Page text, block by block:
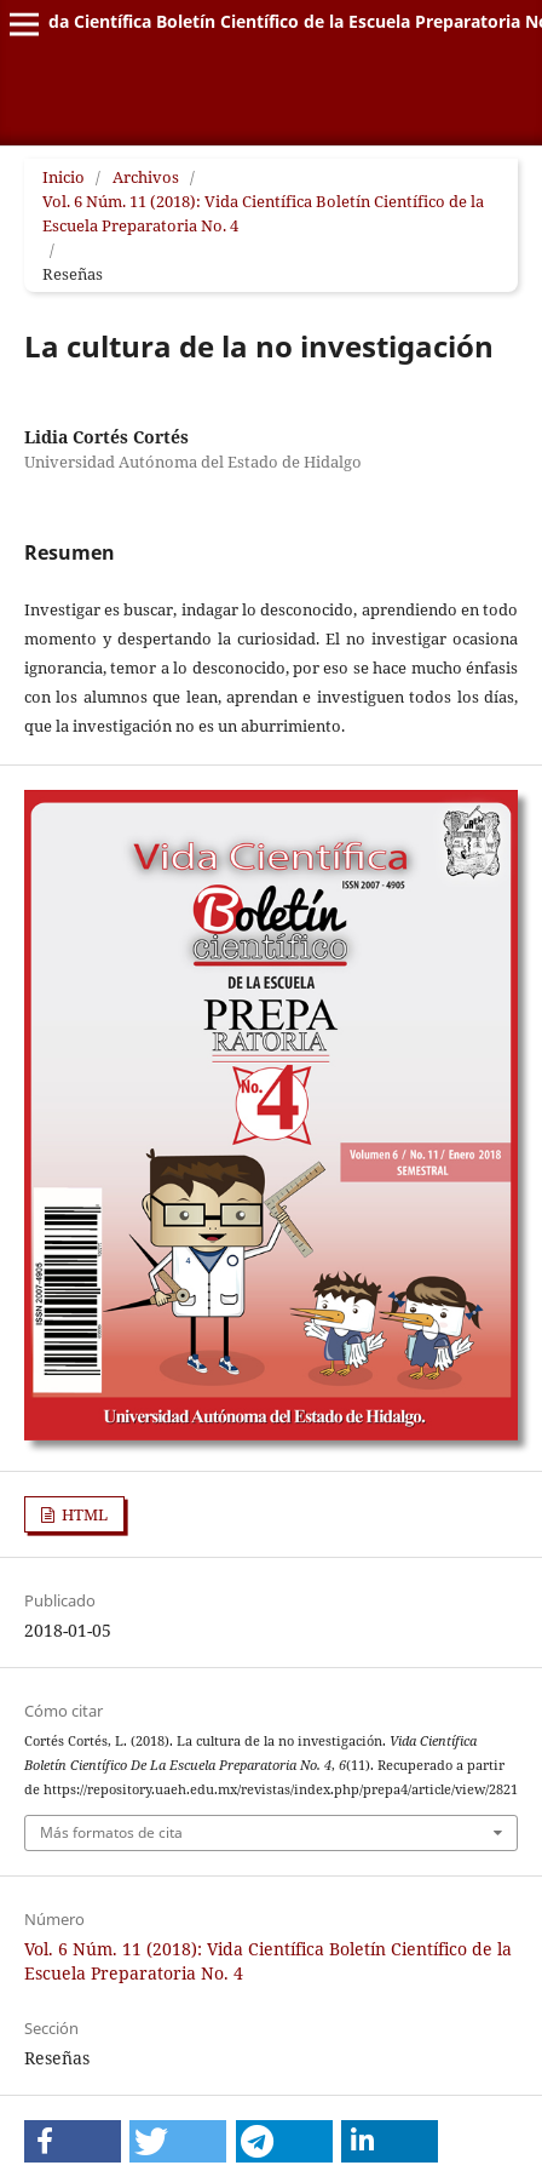
Vida Científica Boletín Científico de la Escuela Preparatoria
Inicio / Archivos /
Vol. 6 Núm. 11 (2018): Vida Científica Boletín Científico de la
Escuela Preparatoria No. 4
/
Reseñas
La cultura de la no investigación
Lidia Cortés Cortés
Universidad Autónoma del Estado de Hidalgo
Resumen
Investigar es buscar, indagar lo desconocido, aprendiendo en todo
momento y despertando la curiosidad. El no investigar ocasiona
ignorancia, temor a lo desconocido, por eso se hace mucho énfasis
con los alumnos que lean, aprendan e investiguen todos los días,
que la investigación no es un aburrimiento.
HTML
Publicado
2018-01-05
Cómo citar
Cortés Cortés, L. (2018). La cultura de la no investigación. Vida Científica
Boletín Científico De La Escuela Preparatoria No. 4, 6(11). Recuperado a partir
de https://repository.uaeh.edu.mx/revistas/index.php/prepa4/article/view/2821
Más formatos de cita
Número
Vol. 6 Núm. 11 (2018): Vida Científica Boletín Científico de la
Escuela Preparatoria No. 4
Sección
Reseñas